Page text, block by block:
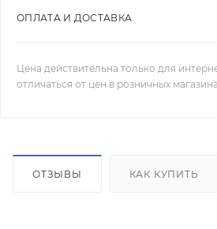
ОПЛАТА И ДОСТАВКА
Цена действительна только для
отличаться от цен в розничных
ОТЗЫВЫ КАК КУПИТЬ